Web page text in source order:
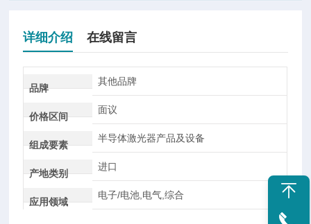
详细介绍 在线留言
品牌
其他品牌
价格区间
面议
组成要素
半导体激光器产品及设备
产地类别
进口
应用领域
电子/电池,电气,综合